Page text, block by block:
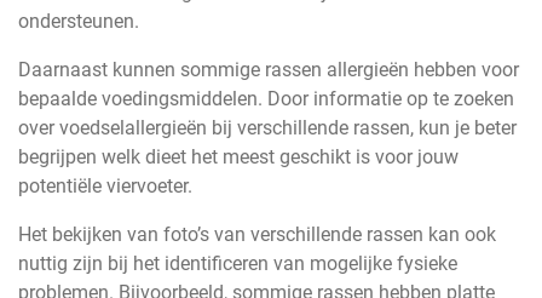
ondersteunen.
Daarnaast kunnen sommige rassen allergieën hebben voor
bepaalde voedingsmiddelen. Door informatie op te zoeken
over voedselallergieën bij verschillende rassen, kun je beter
begrijpen welk dieet het meest geschikt is voor jouw
potentiële viervoeter.
Het bekijken van foto’s van verschillende rassen kan ook
nuttig zijn bij het identificeren van mogelijke fysieke
problemen. Bijvoorbeeld, sommige rassen hebben platte